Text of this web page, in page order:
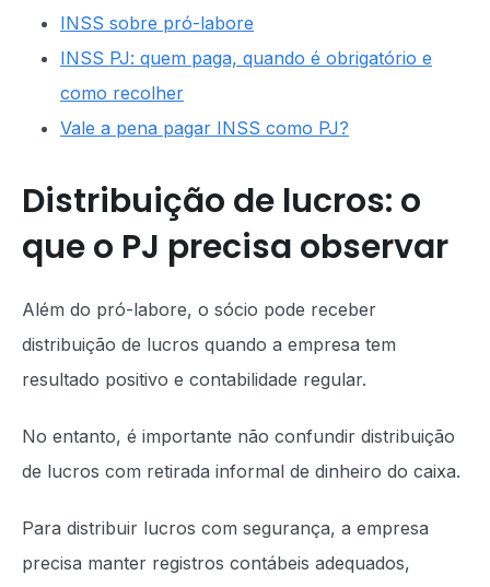
INSS sobre pró-labore
INSS PJ: quem paga, quando é obrigatório e
como recolher
Vale a pena pagar INSS como PJ?
Distribuição de lucros: o
que o PJ precisa observar
Além do pró-labore, o sócio pode receber
distribuição de lucros quando a empresa tem
resultado positivo e contabilidade regular.
No entanto, é importante não confundir distribuição
de lucros com retirada informal de dinheiro do caixa.
Para distribuir lucros com segurança, a empresa
precisa manter registros contábeis adequados,